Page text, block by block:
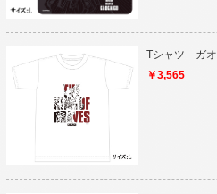
Tシャツ ガ
￥3,565